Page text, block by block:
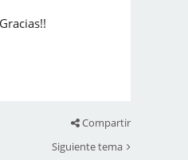
Compartir
Siguiente tema